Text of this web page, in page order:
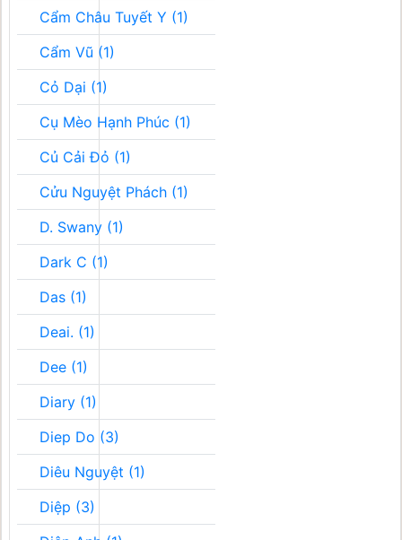
Cẩm Châu Tuyết Y (1)
Cẩm Vũ (1)
Cỏ Dại (1)
Cụ Mèo Hạnh Phúc (1)
Củ Cải Đỏ (1)
Cửu Nguyệt Phách (1)
D. Swany (1)
Dark C (1)
Das (1)
Deai. (1)
Dee (1)
Diary (1)
Diep Do (3)
Diêu Nguyệt (1)
Diệp (3)